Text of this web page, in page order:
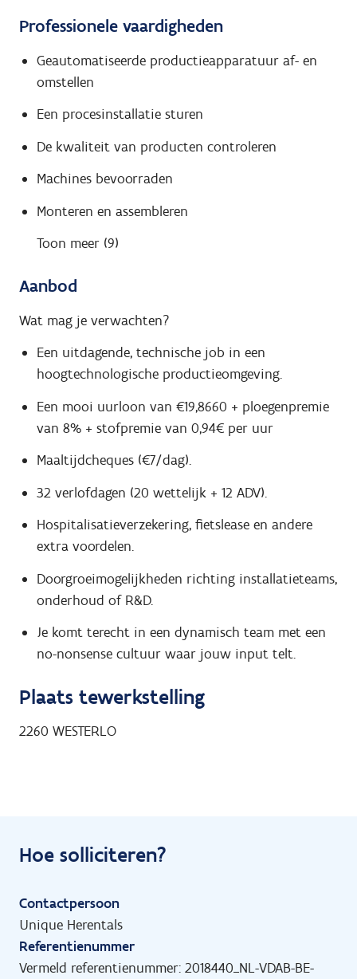
Professionele vaardigheden
Geautomatiseerde productieapparatuur af- en
omstellen
Een procesinstallatie sturen
De kwaliteit van producten controleren
Machines bevoorraden
Monteren en assembleren
Toon meer (9)
Aanbod
Wat mag je verwachten?
Een uitdagende, technische job in een
hoogtechnologische productieomgeving.
Een mooi uurloon van €19,8660 + ploegenpremie
van 8% + stofpremie van 0,94€ per uur
Maaltijdcheques (€7/dag).
32 verlofdagen (20 wettelijk + 12 ADV).
Hospitalisatieverzekering, fietslease en andere
extra voordelen.
Doorgroeimogelijkheden richting installatieteams,
onderhoud of R&D.
Je komt terecht in een dynamisch team met een
no-nonsense cultuur waar jouw input telt.
Plaats tewerkstelling
2260 WESTERLO
Hoe solliciteren?
Contactpersoon
Unique Herentals
Referentienummer
Vermeld referentienummer: 2018440_NL-VDAB-BE-